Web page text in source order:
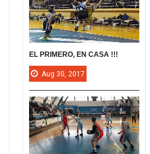
EL PRIMERO, EN CASA !!!
Aug 30, 2017